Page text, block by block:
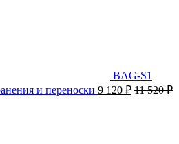
BAG-S1
и переноски 9 120 ₽ 11 520₽